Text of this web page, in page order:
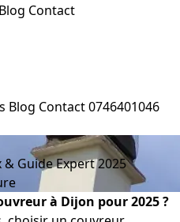
Blog Contact
Blog Contact0746401046
Guide Expert 2025
à Dijon pour 2025 ?